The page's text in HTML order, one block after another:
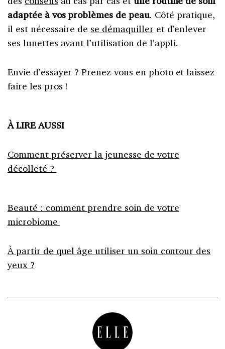
adaptée à vos problèmes de peau. Côté pratique,
il est nécessaire de se démaquiller et d’enlever
ses lunettes avant l’utilisation de l’appli.
Envie d’essayer ? Prenez-vous en photo et laissez
faire les pros !
À LIRE AUSSI
Comment préserver la jeunesse de votre
décolleté ?
Beauté : comment prendre soin de votre
microbiome
À partir de quel âge utiliser un soin contour des
yeux ?